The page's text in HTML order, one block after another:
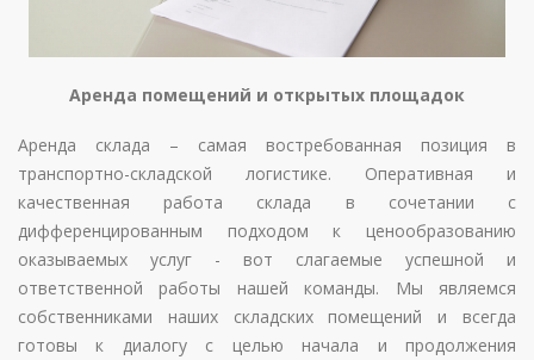
Аренда помещений и открытых площадок
Аренда склада – самая востребованная позиция в
транспортно-складской логистике. Оперативная и
качественная работа склада в сочетании с
дифференцированным подходом к ценообразованию
оказываемых услуг - вот слагаемые успешной и
ответственной работы нашей команды. Мы являемся
собственниками наших складских помещений и всегда
готовы к диалогу с целью начала и продолжения